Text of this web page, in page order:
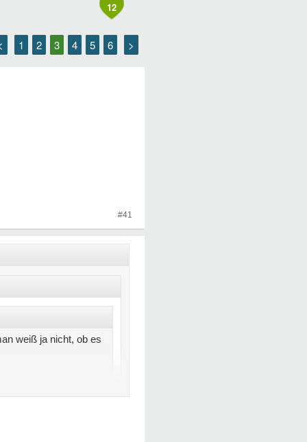
12
1 2 3 4 5 6 >
#41
weiß ja nicht, ob es